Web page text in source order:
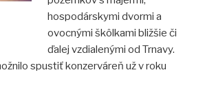
hospodárskymi dvormi a
ovocnými škôlkami bližšie či
ďalej vzdialenými od Trnavy.
spustiť konzerváreň už v roku